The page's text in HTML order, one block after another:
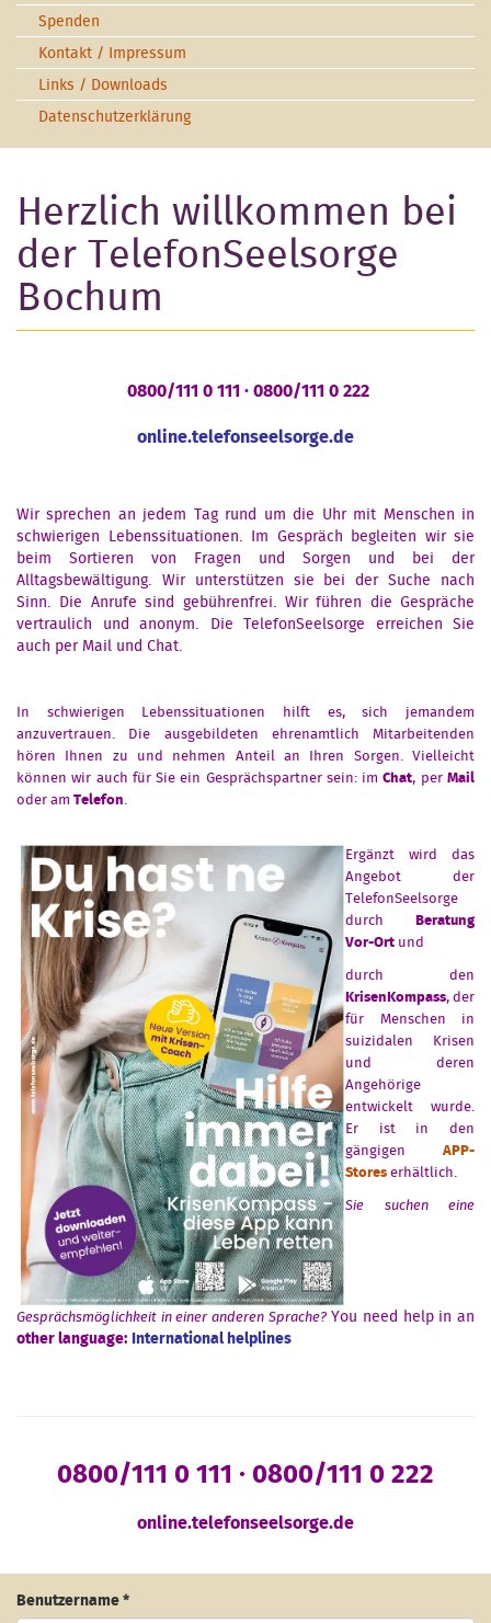
Spenden
Kontakt / Impressum
Links / Downloads
Datenschutzerklärung
Herzlich willkommen bei
der TelefonSeelsorge
Bochum
0800/111 0 111 · 0800/111 0 222
online.telefonseelsorge.de
Wir sprechen an jedem Tag rund um die Uhr mit Menschen in
schwierigen Lebenssituationen. Im Gespräch begleiten wir sie
beim Sortieren von Fragen und Sorgen und bei der
Alltagsbewältigung. Wir unterstützen sie bei der Suche nach
Sinn. Die Anrufe sind gebührenfrei. Wir führen die Gespräche
vertraulich und anonym. Die TelefonSeelsorge erreichen Sie
auch per Mail und Chat.
In schwierigen Lebenssituationen hilft es, sich jemandem
anzuvertrauen. Die ausgebildeten ehrenamtlich Mitarbeitenden
hören Ihnen zu und nehmen Anteil an Ihren Sorgen. Vielleicht
können wir auch für Sie ein Gesprächspartner sein: imChat, perMail
oder am Telefon.
Ergänzt wird das
Angebot der
TelefonSeelsorge
durch
Beratung
Vor-Ort und
durch den
KrisenKompass, der
für Menschen in
suizidalen Krisen
und deren
Angehörige
entwickelt wurde.
Er ist in den
gängigen APP-
Stores erhältlich.
Sie suchen eine
Gesprächsmöglichkeit in einer anderen Sprache? You need help in an
other language: International helplines
0800/111 0 111 · 0800/111 0 222
online.telefonseelsorge.de
Benutzername *